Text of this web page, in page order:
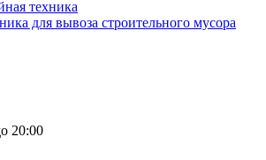
техника
для вывоза строительного мусора
20:00